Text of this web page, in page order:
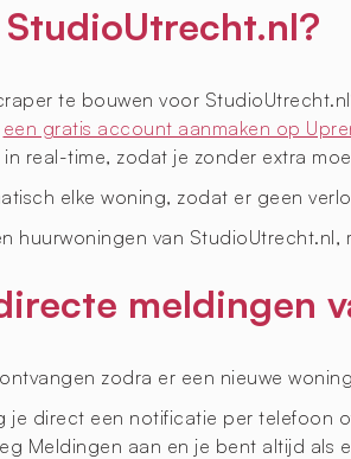
te bouwen voor
een gratis account aanmaken op
in real-time, zodat je zonder extra
elke woning, zodat er geen
huurwoningen van
meldingen
zodra er een nieuwe
je direct een notificatie per telefoon
Meldingen aan en je bent altijd als